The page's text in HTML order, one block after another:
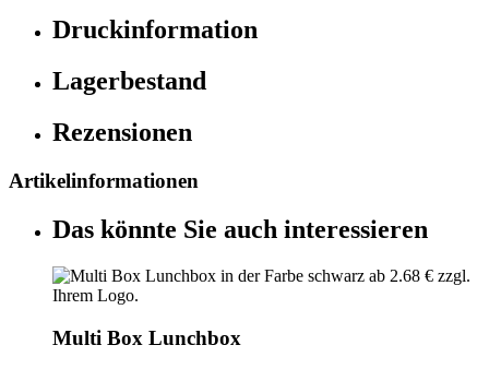
Druckinformation
Lagerbestand
Rezensionen
Artikelinformationen
Das könnte Sie auch interessieren
Multi Box Lunchbox